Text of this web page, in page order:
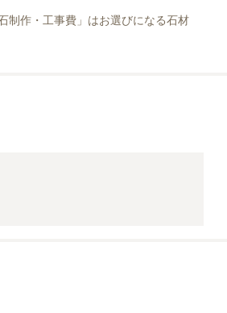
制作・工事費」はお選びになる石材